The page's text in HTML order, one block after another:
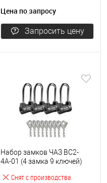
Цена по запросу
Запросить цену
Снят с производства
Набор замков ЧАЗ ВС2-
4А-01 (4 замка 9 ключей)